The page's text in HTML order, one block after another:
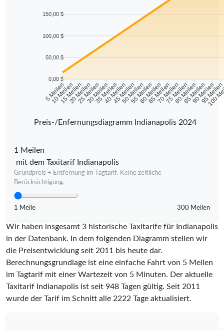
150,00 $
100,00 $
50,00 $
0,00 $
5 Meilen
10 Meilen
15 Meilen
20 Meilen
25 Meilen
30 Meilen
35 Meilen
40 Meilen
45 Meilen
50 Meilen
55 Meilen
60 Meilen
65 Meilen
70 Meilen
75 Meilen
80 Meilen
85 Meilen
90 Meilen
95 Meilen
100
Preis-/Enfernungsdiagramm Indianapolis 2024
1 Meilen
mit dem Taxitarif Indianapolis
Grundpreis + Entfernung im Tagtarif. Keine zeitliche
Berücksichtigung.
1 Meile 300 Meilen
Wir haben insgesamt 3 historische Taxitarife für Indianapolis
in der Datenbank. In dem folgenden Diagramm stellen wir
die Preisentwicklung seit 2011 bis heute dar.
Berechnungsgrundlage ist eine einfache Fahrt von 5 Meilen
im Tagtarif mit einer Wartezeit von 5 Minuten. Der aktuelle
Taxitarif Indianapolis ist seit 948 Tagen gültig. Seit 2011
wurde der Tarif im Schnitt alle 2222 Tage aktualisiert.